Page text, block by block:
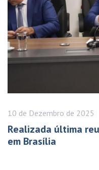
10 de Dezembro de 2025
Realizada última
em Brasília